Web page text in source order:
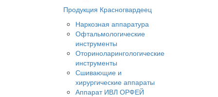
Продукция Красногвардеец
Наркозная аппаратура
Офтальмологические
инструменты
Оториноларингологические
инструменты
Сшивающие и
хирургические аппараты
Аппарат ИВЛ ОРФЕЙ